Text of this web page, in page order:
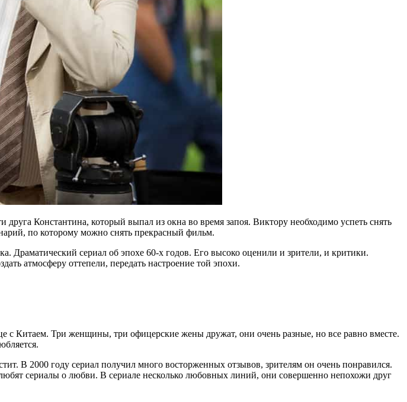
Константина, который выпал из окна во время запоя. Виктору необходимо успеть снять
по которому можно снять прекрасный фильм.
Драматический сериал об эпохе 60-х годов. Его высоко оценили и зрители, и критики.
атмосферу оттепели, передать настроение той эпохи.
Китаем. Три женщины, три офицерские жены дружат, они очень разные, но все равно вместе.
В 2000 году сериал получил много восторженных отзывов, зрителям он очень понравился.
сериалы о любви. В сериале несколько любовных линий, они совершенно непохожи друг